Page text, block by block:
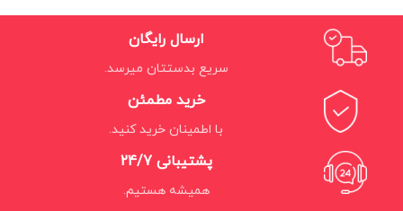
ارسال رایگان
سریع بدستتان میرسد.
خرید مطمئن
با اطمینان خرید کنید.
پشتیبانی 24/7
همیشه هستیم.